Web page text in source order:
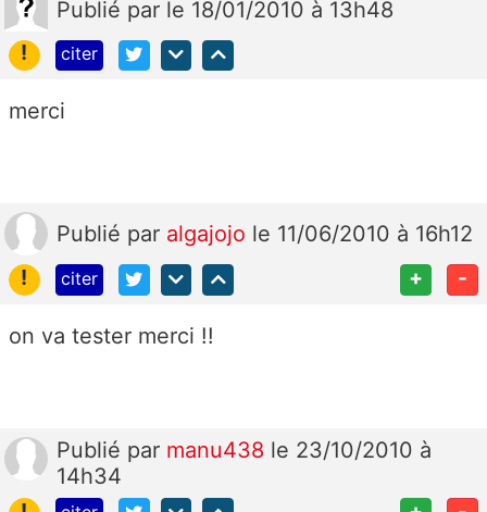
Publié par le 18/01/2010 à 13h48
!
citer
merci
Publié par algajojo le 11/06/2010 à 16h12
!
citer + -
on va tester merci !!
Publié par manu438 le 23/10/2010 à
14h34